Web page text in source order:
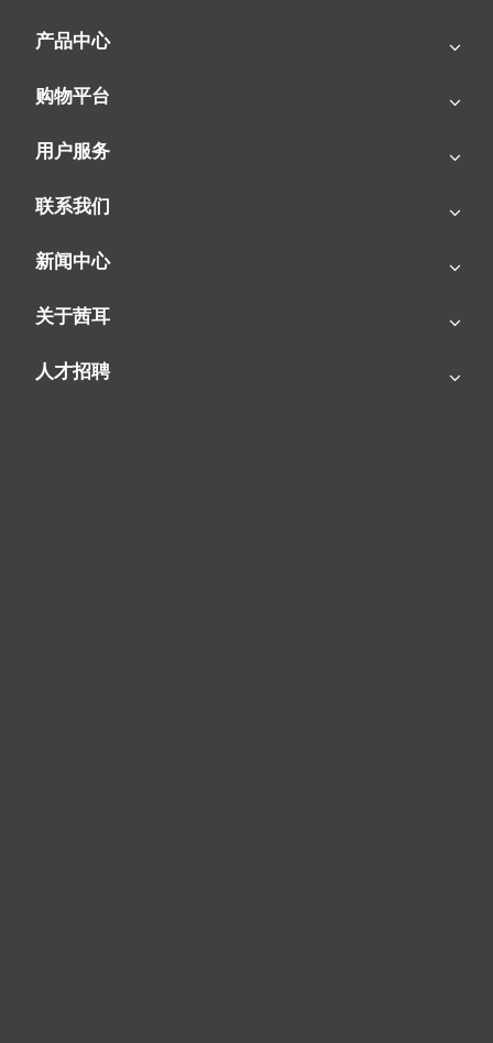
产品中心
购物平台
用户服务
联系我们
新闻中心
关于茜耳
人才招聘